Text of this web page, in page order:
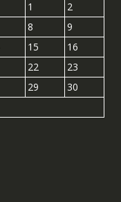
1
2
8
9
15
16
22
23
29
30